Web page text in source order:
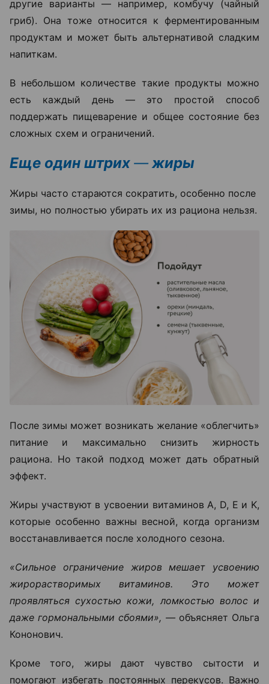
другие варианты — например, комбучу (чайный
гриб). Она тоже относится к ферментированным
продуктам и может быть альтернативой сладким
напиткам.
В небольшом количестве такие продукты можно
есть каждый день — это простой способ
поддержать пищеварение и общее состояние без
сложных схем и ограничений.
Еще один штрих —жиры
Жиры часто стараются сократить, особенно после
зимы, но полностью убирать их из рациона нельзя.
После зимы может возникать желание «облегчить»
питание и максимально снизить жирность
рациона. Но такой подход может дать обратный
эффект.
Жиры участвуют в усвоении витаминов A, D, E и K,
которые особенно важны весной, когда организм
восстанавливается после холодного сезона.
«Сильное ограничение жиров мешает усвоению
жирорастворимых витаминов. Это может
проявляться сухостью кожи, ломкостью волос и
даже гормональными сбоями», —объясняет Ольга
Кононович.
Кроме того, жиры дают чувство сытости и
помогают избегать постоянных перекусов. Важно